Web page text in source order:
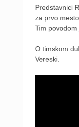
Predstavnici
za prvo
Tim
O timskom
Vereski.